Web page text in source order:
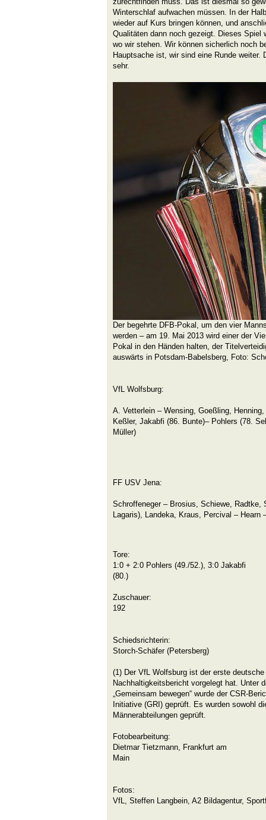
Winterschlaf aufwachen müssen. In der
wieder auf Kurs bringen können, und
Qualitäten dann noch gezeigt. Dieses Spiel
wo wir stehen. Wir können sicherlich noch
Hauptsache ist, wir sind eine Runde weiter.
sehr.
Der begehrte DFB-Pokal, um den vier
werden – am 19. Mai 2013 wird einer der
Pokal in den Händen halten, der
auswärts in Potsdam-Babelsberg, Foto:
VfL Wolfsburg:
A. Vetterlein – Wensing, Goeßling,
Keßler, Jakabfi (86. Bunte)– Pohlers (78.
FF USV Jena:
Schroffeneger – Brosius, Schiewe, Radtke,
Lagaris), Landeka, Kraus, Percival – Hearn
Tore:
1:0 + 2:0 Pohlers (49./52.), 3:0 Jakabfi
Zuschauer:
Schiedsrichterin:
Storch-Schäfer (Petersberg)
(1) Der VfL Wolfsburg ist der erste
Nachhaltigkeitsbericht vorgelegt hat. Unter
„Gemeinsam bewegen“ wurde der CSR-
Initiative (GRI) geprüft. Es wurden sowohl
Männerabteilungen geprüft.
Fotobearbeitung:
Dietmar Tietzmann, Frankfurt am
Fotos:
VfL, Steffen Langbein, A2 Bildagentur,